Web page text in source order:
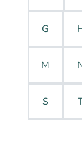
G
M
S